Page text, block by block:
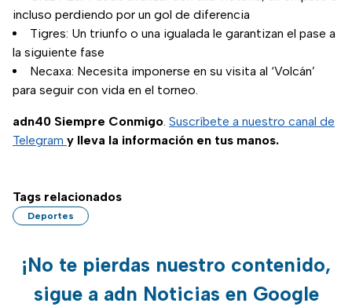
incluso perdiendo por un gol de diferencia
Tigres: Un triunfo o una igualada le garantizan el pase a
la siguiente fase
Necaxa: Necesita imponerse en su visita al ‘Volcán’
para seguir con vida en el torneo.
adn40 Siempre Conmigo. Suscríbete a nuestro canal de
Telegram y lleva la información en tus manos.
Tags relacionados
Deportes
¡No te pierdas nuestro contenido,
sigue a adn Noticias en Google